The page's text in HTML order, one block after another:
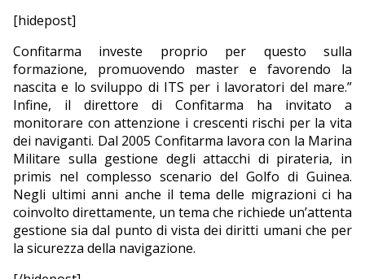
[hidepost]
Confitarma investe proprio per questo sulla
formazione, promuovendo master e favorendo la
nascita e lo sviluppo di ITS per i lavoratori del mare.”
Infine, il direttore di Confitarma ha invitato a
monitorare con attenzione i crescenti rischi per la vita
dei naviganti. Dal 2005 Confitarma lavora con la Marina
Militare sulla gestione degli attacchi di pirateria, in
primis nel complesso scenario del Golfo di Guinea.
Negli ultimi anni anche il tema delle migrazioni ci ha
coinvolto direttamente, un tema che richiede un’attenta
gestione sia dal punto di vista dei diritti umani che per
la sicurezza della navigazione.